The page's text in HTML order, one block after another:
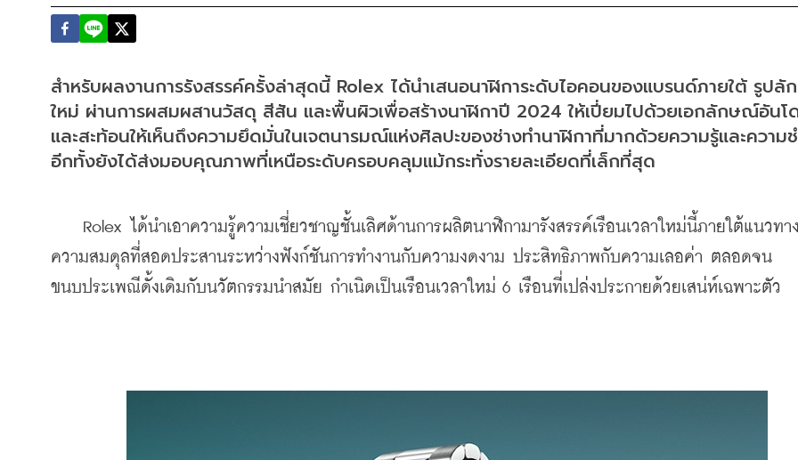
สำหรับผลงานการรังสรรค์ครั้งล่าสุดนี้ Rolex ได้นำเสนอนาฬิการะดับไอคอนของแบรนด์ภายใต้ รูป
ใหม่ ผ่านการผสมผสานวัสดุ สีสัน และพื้นผิวเพื่อสร้างนาฬิกาปี 2024 ให้เปี่ยมไปด้วยเอกลักษณ์อันโ
และสะท้อนให้เห็นถึงความยึดมั่นในเจตนารมณ์แห่งศิลปะของช่างทำนาฬิกาที่มากด้วยความรู้และความ
อีกทั้งยังได้ส่งมอบคุณภาพที่เหนือระดับครอบคลุมแม้กระทั่งรายละเอียดที่เล็กที่สุด
Rolex ได้นำเอาความรู้ความเชี่ยวชาญชั้นเลิศด้านการผลิตนาฬิกามารังสรรค์เรือนเวลาใหม่นี้ภายใต้แนวทา
ความสมดุลที่สอดประสานระหว่างฟังก์ชันการทำงานกับความงดงาม ประสิทธิภาพกับความเลอค่า ตลอดจน
ขนบประเพณีดั้งเดิมกับนวัตกรรมนำสมัย กำเนิดเป็นเรือนเวลาใหม่ 6 เรือนที่เปล่งประกายด้วยเสน่ห์เฉพาะตัว